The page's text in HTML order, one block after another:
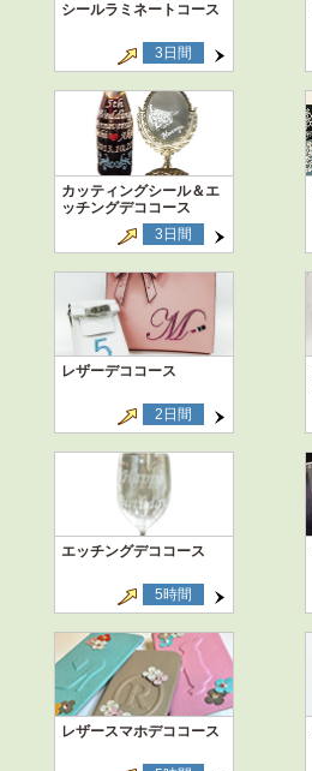
シールラミネートコース
3日間
カッティングシール＆エ
ッチングデココース
3日間
レザーデココース
2日間
エッチングデココース
5時間
レザースマホデココース